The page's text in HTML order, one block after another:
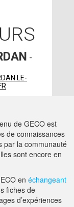
-
-
AIDE
de GECO est
de connaissances
par la communauté
sont encore en
en échangeant
fiches de
d’expériences